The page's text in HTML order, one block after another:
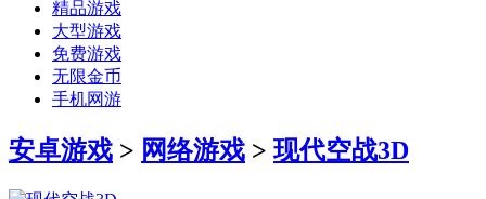
精品游戏
大型游戏
免费游戏
无限金币
手机网游
安卓游戏 > 网络游戏 > 现代空战3D